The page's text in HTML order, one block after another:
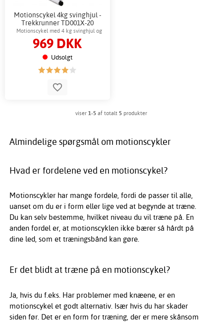
Motionscykel 4kg svinghjul -
Trekkrunner TD001X-20
Motionscykel med 4 kg svinghjul og
pulsmåler
969 DKK
Udsolgt
viser 1-5af totalt 5produkter
Almindelige spørgsmål om motionscykler
Hvad er fordelene ved en motionscykel?
Motionscykler har mange fordele, fordi de passer til alle,
uanset om du er i form eller lige ved at begynde at træne.
Du kan selv bestemme, hvilket niveau du vil træne på. En
anden fordel er, at motionscyklen ikke bærer så hårdt på
dine led, som et træningsbånd kan gøre.
Er det blidt at træne på en motionscykel?
Ja, hvis du f.eks. Har problemer med knæene, er en
motionscykel et godt alternativ. Især hvis du har skader
siden før. Det er en form for træning, der er mere skånsom